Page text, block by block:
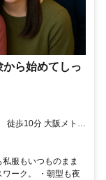
ら始めてしっ
線 本町駅 徒歩5
服もいつものまま
ーク。 ・朝型も夜